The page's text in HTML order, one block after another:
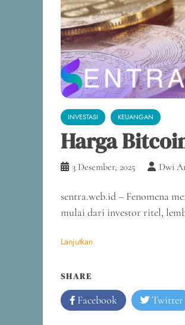
INVESTASI KEUANGAN
Harga
3 Desember, 2025 Dwi
sentra.web.id – Fenomena
mulai dari investor ritel,
Lanjutkan
SHARE
Facebook Twitter